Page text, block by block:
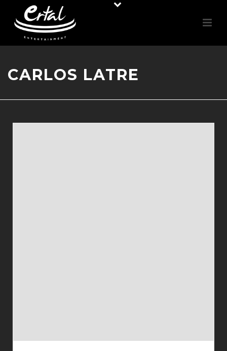
CARLOS LATRE